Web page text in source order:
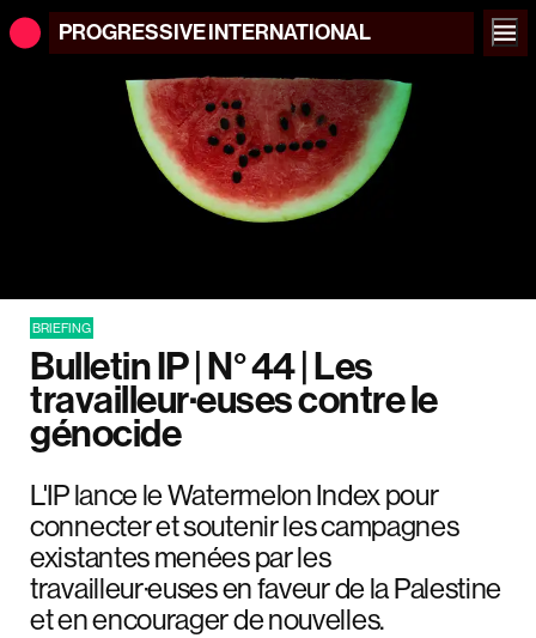
PROGRESSIVEINTERNATIONAL
BRIEFING
Bulletin IP | N° 44 | Les
travailleur·euses contre le
génocide
L'IP lance le Watermelon Index pour
connecter et soutenir les campagnes
existantes menées par les
travailleur·euses en faveur de la Palestine
et en encourager de nouvelles.